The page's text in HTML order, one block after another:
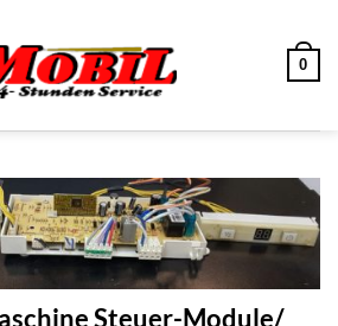
0
Steuer-Module/